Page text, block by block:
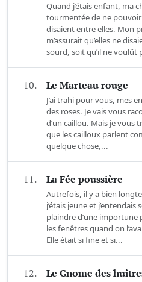
Quand j’étais enfant, ma
tourmentée de ne pouvoir
disaient entre elles. Mon
m’assurait qu’elles ne
sourd, soit qu’il ne voulût
10. Le Marteau rouge
J’ai trahi pour vous, mes
des roses. Je vais vous
d’un caillou. Mais je vous
que les cailloux parlent
quelque chose,...
11. La Fée poussière
Autrefois, il y a bien
j’étais jeune et j’entendais
plaindre d’une
les fenêtres quand on
Elle était si fine et si...
12. Le Gnome des